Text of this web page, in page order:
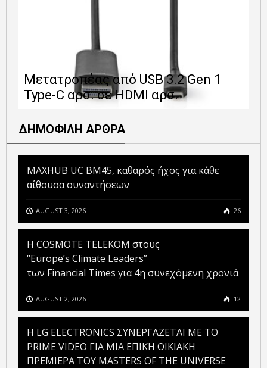
Μετατροπέας από USB 3.2 Gen 1
Type-C αρσ. σε HDMI αρσ.
ΔΗΜΟΦΙΛΗ ΑΡΘΡΑ
MAXHUB UC BM45, καθαρός ήχος για κάθε
αίθουσα συναντήσεων
AUGUST 3, 2026 26
Η COSMOTE TELEKOM στους
“Europe’s Climate Leaders”
των Financial Times για 4η συνεχόμενη χρονιά
AUGUST 2, 2026 12
H LG ELECTRONICS ΣΥΝΕΡΓΑΖΕΤΑΙ ΜΕ ΤΟ
PRIME VIDEO ΓΙΑ ΜΙΑ ΕΠΙΚΗ ΟΙΚΙΑΚΗ
ΠΡΕΜΙΕΡΑ ΤΟΥ MASTERS OF THE UNIVERSE